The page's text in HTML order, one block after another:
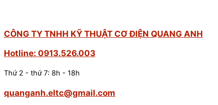
CÔNG TY TNHH KỸ THUẬT CƠ ĐIỆN QUANG ANH
Hotline: 0913.526.003
Thứ 2 - thứ 7: 8h - 18h
quanganh.eltc@gmail.com